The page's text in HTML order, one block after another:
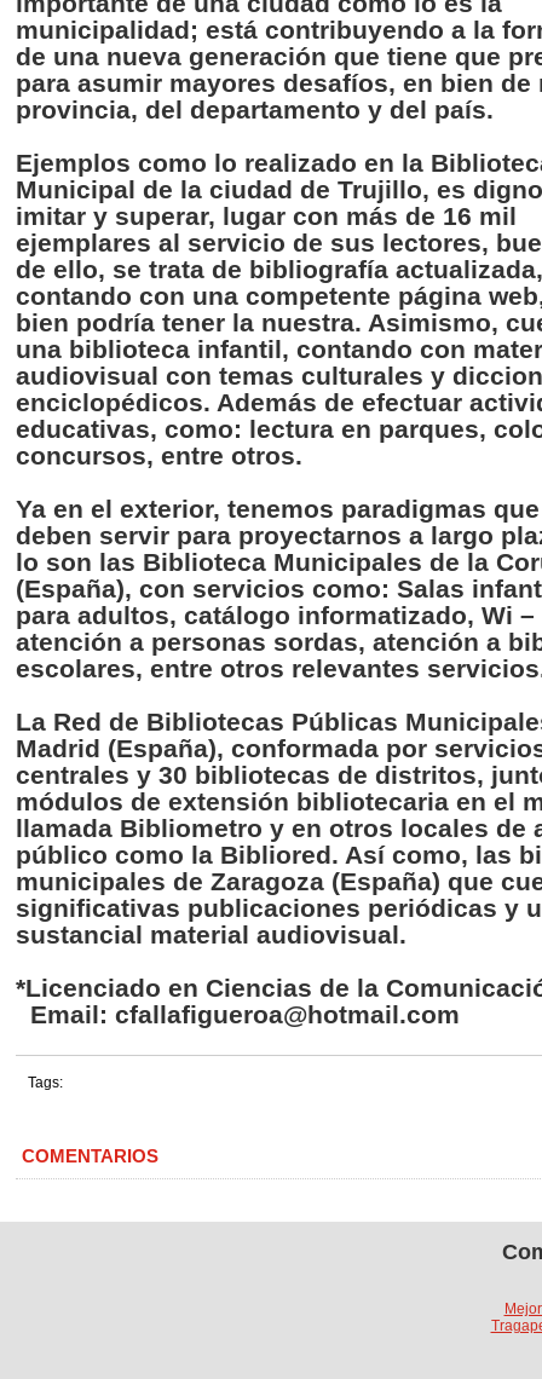
municipalidad; está contribuyendo a la
de una nueva generación que tiene que
para asumir mayores desafíos, en bien de
provincia, del departamento y del país.
Ejemplos como lo realizado en la
Municipal de la ciudad de Trujillo, es digno
imitar y superar, lugar con más de 16 mil
ejemplares al servicio de sus lectores,
de ello, se trata de bibliografía actualizada,
contando con una competente página
bien podría tener la nuestra. Asimismo,
una biblioteca infantil, contando con
audiovisual con temas culturales y
enciclopédicos. Además de efectuar
educativas, como: lectura en parques,
concursos, entre otros.
Ya en el exterior, tenemos paradigmas que
deben servir para proyectarnos a largo
lo son las Biblioteca Municipales de la
(España), con servicios como: Salas
para adultos, catálogo informatizado, Wi –
atención a personas sordas, atención a
escolares, entre otros relevantes servicios
La Red de Bibliotecas Públicas
Madrid (España), conformada por
centrales y 30 bibliotecas de distritos,
módulos de extensión bibliotecaria en el
llamada Bibliometro y en otros locales de
público como la Bibliored. Así como, las
municipales de Zaragoza (España) que
significativas publicaciones periódicas y
sustancial material audiovisual.
*Licenciado en Ciencias de la
Email: cfallafigueroa@hotmail.com
Tags:
COMENTARIOS